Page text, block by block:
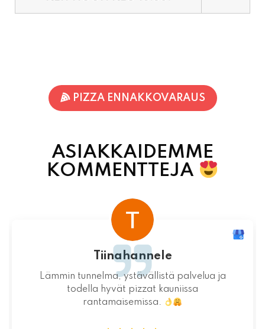
PIZZA ENNAKKOVARAUS
ASIAKKAIDEMME
KOMMENTTEJA
Tiinahannele
Lämmin tunnelma, ystävällistä palvelua ja
todella hyvät pizzat kauniissa
rantamaisemissa.